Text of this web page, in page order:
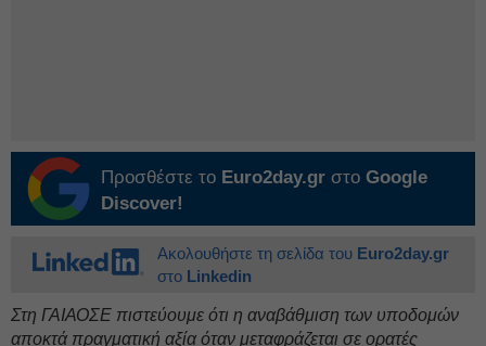
Προσθέστε το Euro2day.gr στο Google
Discover!
Ακολουθήστε τη σελίδα του Euro2day.gr
στο Linkedin
Στη ΓΑΙΑΟΣΕ πιστεύουμε ότι η αναβάθμιση των υποδομών
αποκτά πραγματική αξία όταν μεταφράζεται σε ορατές